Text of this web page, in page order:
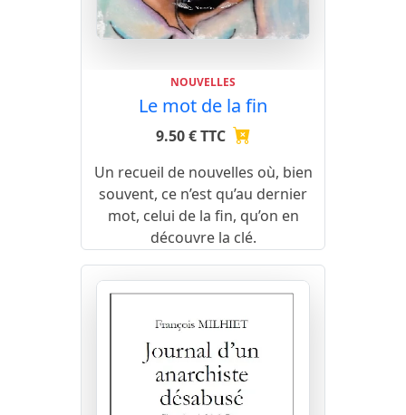
NOUVELLES
Le mot de la fin
9.50 € TTC
Un recueil de nouvelles où, bien
souvent, ce n’est qu’au dernier
mot, celui de la fin, qu’on en
découvre la clé.